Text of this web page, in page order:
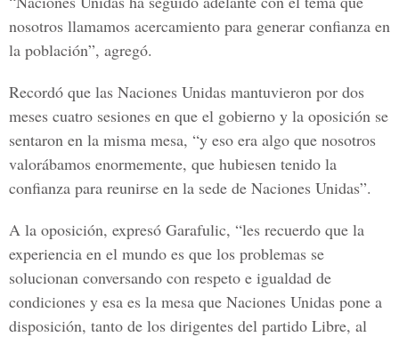
nosotros llamamos acercamiento para generar confianza en
la población”, agregó.
Recordó que las Naciones Unidas mantuvieron por dos
meses cuatro sesiones en que el gobierno y la oposición se
sentaron en la misma mesa, “y eso era algo que nosotros
valorábamos enormemente, que hubiesen tenido la
confianza para reunirse en la sede de Naciones Unidas”.
A la oposición, expresó Garafulic, “les recuerdo que la
experiencia en el mundo es que los problemas se
solucionan conversando con respeto e igualdad de
condiciones y esa es la mesa que Naciones Unidas pone a
disposición, tanto de los dirigentes del partido Libre, al